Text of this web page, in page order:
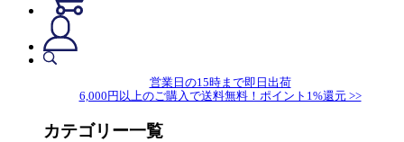
営業日の15時まで即日出荷
6,000円以上のご購入で送料無料！ポイント1%還元 >>
カテゴリー一覧